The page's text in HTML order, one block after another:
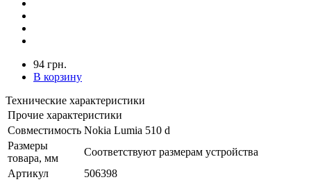
94 грн.
В корзину
Технические характеристики
Прочие характеристики
Совместимость Nokia Lumia 510 d
Размеры
товара, мм
Соответствуют размерам устройства
Артикул
506398